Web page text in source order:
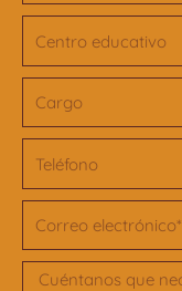
Centro
Cargo
Telefono
Email
Consulta